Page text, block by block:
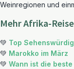
Weinregionen und
Mehr Afrika-
💚 Top
💚 Marokko im März
💚 Wann ist die